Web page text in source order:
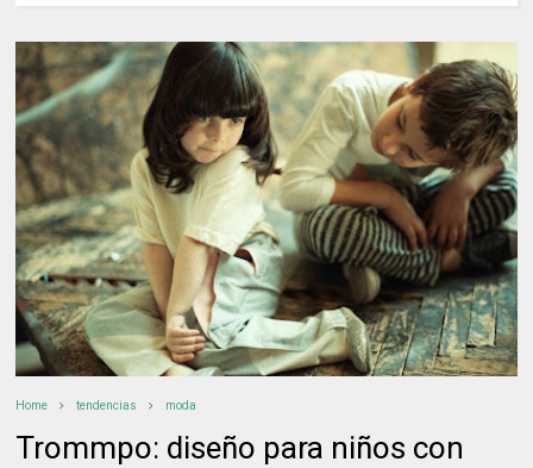
Home tendencias moda
Trommpo: diseño para niños con